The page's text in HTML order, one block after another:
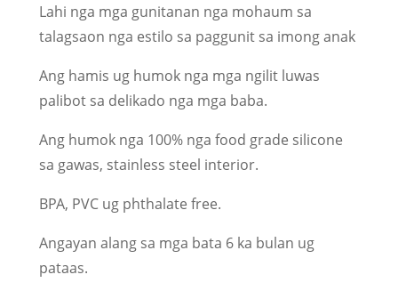
Lahi nga mga gunitanan nga mohaum sa
talagsaon nga estilo sa paggunit sa imong anak
Ang hamis ug humok nga mga ngilit luwas
palibot sa delikado nga mga baba.
Ang humok nga 100% nga food grade silicone
sa gawas, stainless steel interior.
BPA, PVC ug phthalate free.
Angayan alang sa mga bata 6 ka bulan ug
pataas.